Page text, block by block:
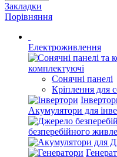
Закладки
Порівняння
Електроживлення
комплектуючі
Сонячні панелі
Кріплення для
Акумулятори для
безперебійного